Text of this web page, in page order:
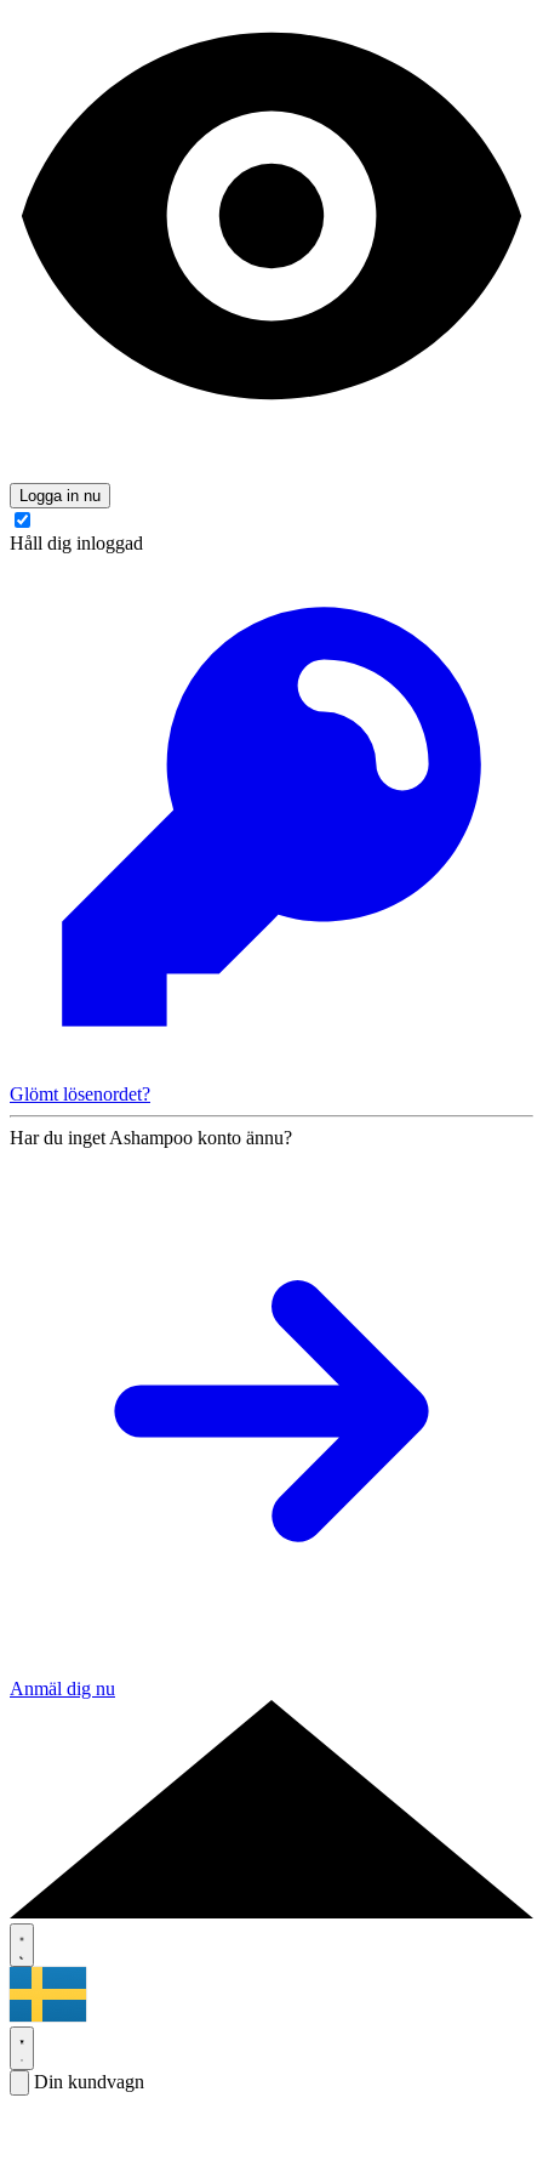
Logga in nu
Håll dig inloggad
Glömt lösenordet?
Har du inget Ashampoo konto ännu?
Anmäl dig nu
Din kundvagn